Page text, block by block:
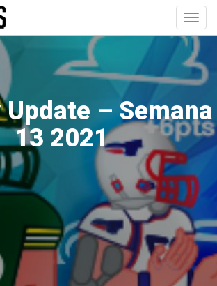
– Semana
13 2021